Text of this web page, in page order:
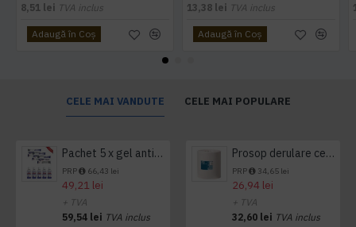
8,51 lei TVA inclus
Adaugă în Coş
13,38 lei TVA inclus
Adaugă în Coş
CELE MAI VANDUTE CELE MAI POPULARE
Pachet 5 x gel antibacterian 50ml si 3 x Servetele antibacteriene 48 buc Hygienium
PRP 66,43 lei
49,21 lei
+ TVA
59,54 lei TVA inclus
Prosop derulare centrala 1 pliu, 300 m Tork
PRP 34,65 lei
26,94 lei
+ TVA
32,60 lei TVA inclus